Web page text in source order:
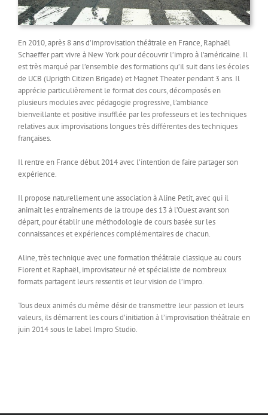
En 2010, après 8 ans d’improvisation théâtrale en France, Raphaël
Schaeffer part vivre à New York pour découvrir l’impro à l’américaine. Il
est très marqué par l’ensemble des formations qu’il suit dans les écoles
de UCB (Uprigth Citizen Brigade) et Magnet Theater pendant 3 ans. Il
apprécie particulièrement le format des cours, décomposés en
plusieurs modules avec pédagogie progressive, l’ambiance
bienveillante et positive insufflée par les professeurs et les techniques
relatives aux improvisations longues très différentes des techniques
françaises.
Il rentre en France début 2014 avec l’intention de faire partager son
expérience.
Il propose naturellement une association à Aline Petit, avec qui il
animait les entraînements de la troupe des 13 à l’Ouest avant son
départ, pour établir une méthodologie de cours basée sur les
connaissances et expériences complémentaires de chacun.
Aline, très technique avec une formation théâtrale classique au cours
Florent et Raphaël, improvisateur né et spécialiste de nombreux
formats partagent leurs ressentis et leur vision de l’impro.
Tous deux animés du même désir de transmettre leur passion et leurs
valeurs, ils démarrent les cours d’initiation à l’improvisation théâtrale en
juin 2014 sous le label Impro Studio.